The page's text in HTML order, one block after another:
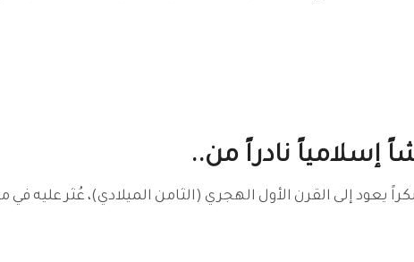
إسلامياً نادراً من..
يعود إلى القرن الأول الهجري (الثامن الميلادي)، عُثر